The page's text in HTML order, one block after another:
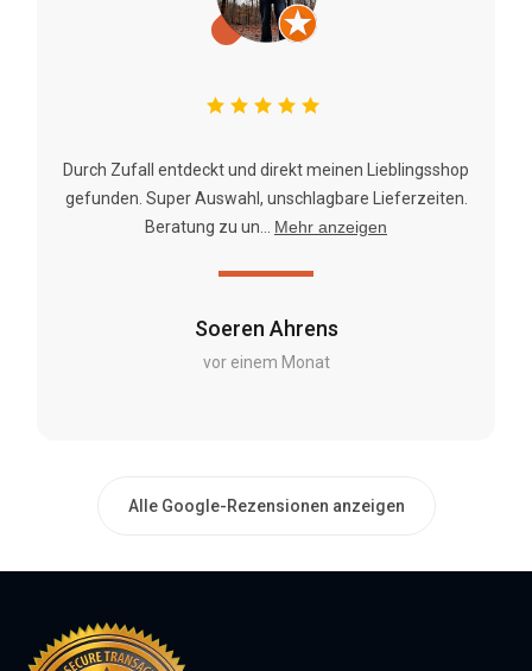
Soeren Ahrens
vor einem Monat
Durch Zufall entdeckt und direkt meinen Lieblingsshop
gefunden. Super Auswahl, unschlagbare Lieferzeiten.
Beratung zu un...
Mehr anzeigen
Alle Google-Rezensionen anzeigen